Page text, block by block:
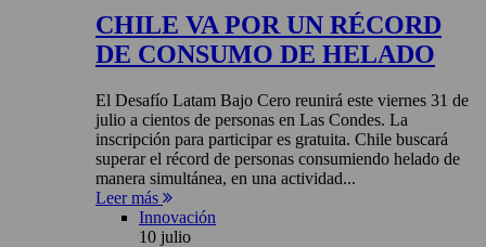
CHILE VA POR UN RÉCORD
DE CONSUMO DE HELADO
El Desafío Latam Bajo Cero reunirá este viernes 31 de
julio a cientos de personas en Las Condes. La
inscripción para participar es gratuita. Chile buscará
superar el récord de personas consumiendo helado de
manera simultánea, en una actividad...
Leer más
Innovación
10 julio